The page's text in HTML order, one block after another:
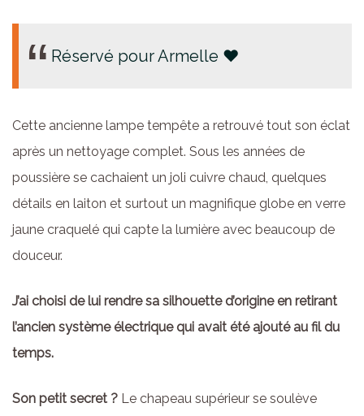
Réservé pour Armelle ♥
Cette ancienne lampe tempête a retrouvé tout son éclat
après un nettoyage complet. Sous les années de
poussière se cachaient un joli cuivre chaud, quelques
détails en laiton et surtout un magnifique globe en verre
jaune craquelé qui capte la lumière avec beaucoup de
douceur.
J’ai choisi de lui rendre sa silhouette d’origine en retirant
l’ancien système électrique qui avait été ajouté au fil du
temps.
Son petit secret ? Le chapeau supérieur se soulève